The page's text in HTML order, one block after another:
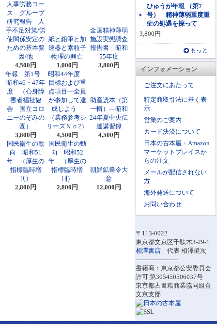
ひゅうが年報 （第7
号） 精神薄弱重度重
症の処遇を探って
3,800円
もっと...
インフォメーション
ご注文にあたって
特定商取引法に基く表
示
営業のご案内
カード決済について
日本の古本屋・Amazon
マーケットプレイスか
らの注文
メールが配信されない
方
海外発送について
お問い合わせ
〒113-0022
東京都文京区千駄木3-29-1
相澤書店 代表 相澤健次
----------------------
書籍商：東京都公安委員会
許可 第305450506037号
東京都古書籍商業協同組合
文京支部
人事労務コー
ス グループ
研究報告―人
手不足対策/労
使関係安定の
ための基本要
因/他
4,500円
紙と鉛筆と加
速器と素粒子
物理の興亡
1,000円
全国精神薄弱
施設実態調査
報告書 昭和
55年度
3,800円
年報 第1号
昭和46・47年
度 （心身障
害者福祉協
会 国立コロ
ニーのぞみの
園）
3,800円
昭和44年度
目標および重
点項目―全員
が参加して達
成しよう
（業務参考シ
リーズＮｏ2）
4,500円
助産読本（第
一輯）―昭和
24年夏中央伝
達講習録
4,500円
国民衛生の動
向 昭和51
年 （厚生の
指標臨時増
刊）
2,800円
国民衛生の動
向 昭和52
年 （厚生の
指標臨時増
刊）
2,800円
朝鮮鉱業令大
意
12,000円